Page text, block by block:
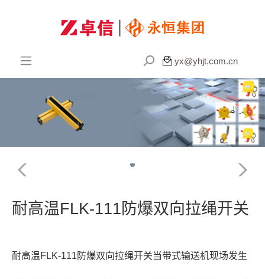
 yx@yhjt.com.cn
耐高温FLK-111防爆双向拉绳开关
耐高温FLK-111防爆双向拉绳开关当带式输送机现场发生